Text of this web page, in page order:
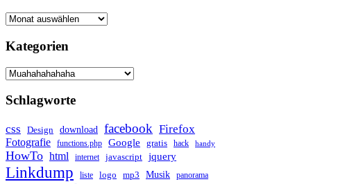
Kategorien
Kategorien
Schlagworte
css Design download facebook Firefox
Fotografie functions.php Google gratis hack handy
HowTo html internet javascript jquery
Linkdump liste logo mp3 Musik
panorama